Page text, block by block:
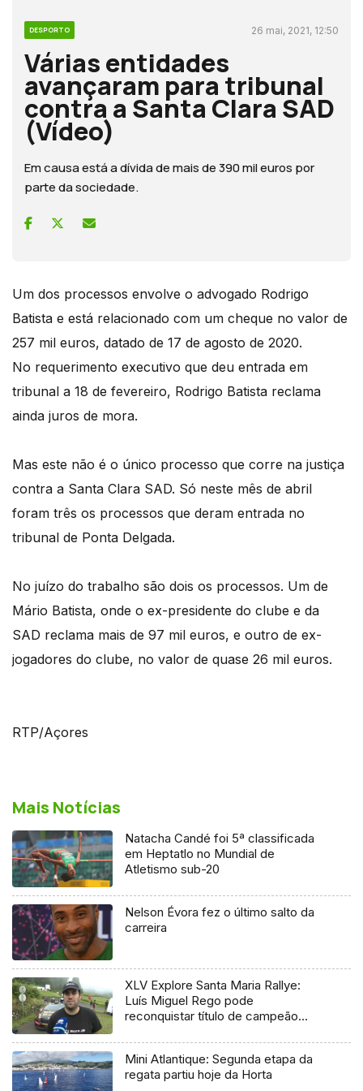
DESPORTO 26 mai, 2021, 12:50
Várias entidades
avançaram para tribunal
contra a Santa Clara SAD
(Vídeo)
Em causa está a dívida de mais de 390 mil euros por
parte da sociedade.
Um dos processos envolve o advogado Rodrigo
Batista e está relacionado com um cheque no valor de
257 mil euros, datado de 17 de agosto de 2020.
No requerimento executivo que deu entrada em
tribunal a 18 de fevereiro, Rodrigo Batista reclama
ainda juros de mora.
Mas este não é o único processo que corre na justiça
contra a Santa Clara SAD. Só neste mês de abril
foram três os processos que deram entrada no
tribunal de Ponta Delgada.
No juízo do trabalho são dois os processos. Um de
Mário Batista, onde o ex-presidente do clube e da
SAD reclama mais de 97 mil euros, e outro de ex-
jogadores do clube, no valor de quase 26 mil euros.
RTP/Açores
Mais Notícias
Natacha Candé foi 5ª classificada
em Heptatlo no Mundial de
Atletismo sub-20
Nelson Évora fez o último salto da
carreira
XLV Explore Santa Maria Rallye:
Luís Miguel Rego pode
reconquistar título de campeão
Mini Atlantique: Segunda etapa da
regata partiu hoje da Horta